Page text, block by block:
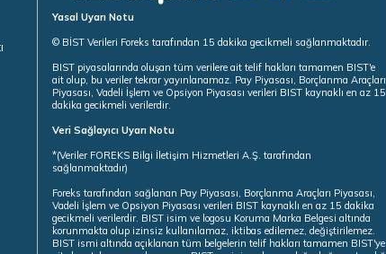
Yasal Uyarı Notu
© BİST Verileri Foreks tarafından 15 dakika gecikmeli sağlanmaktadır.
BIST piyasalarında oluşan tüm verilere ait telif hakları tamamen BIST'e
ait olup, bu veriler tekrar yayınlanamaz. Pay Piyasası, Borçlanma Araçları
Piyasası, Vadeli İşlem ve Opsiyon Piyasası verileri BIST kaynaklı en az 15
dakika gecikmeli verilerdir.
Veri Sağlayıcı Uyarı Notu
*(Veriler FOREKS Bilgi İletişim Hizmetleri A.Ş. tarafından
sağlanmaktadır)
Foreks tarafından sağlanan Pay Piyasası, Borçlanma Araçları Piyasası,
Vadeli İşlem ve Opsiyon Piyasası verileri BIST kaynaklı en az 15 dakika
gecikmeli verilerdir. BIST isim ve logosu Koruma Marka Belgesi altında
korunmakta olup izinsiz kullanılamaz, iktibas edilemez, değiştirilemez.
BIST ismi altında açıklanan tüm belgelerin telif hakları tamamen BIST'ye